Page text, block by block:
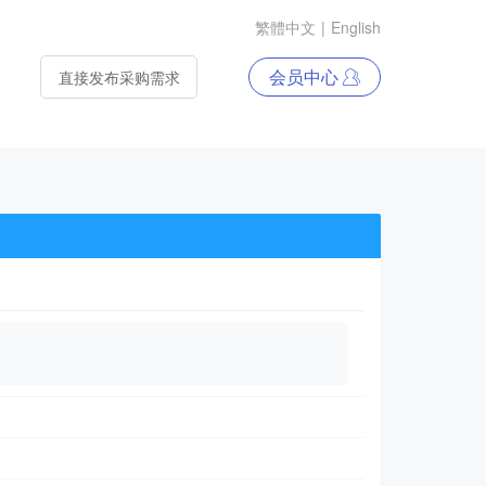
繁體中文 | English
直接发布采购需求 会员中心